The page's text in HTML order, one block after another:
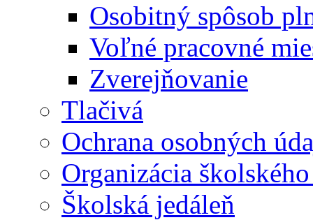
Osobitný spôsob
Voľné pracovné
Zverejňovanie
Tlačivá
Ochrana osobných
Organizácia
Školská jedáleň